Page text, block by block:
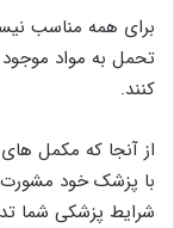
برای همه مناسب
تحمل به مواد موجود
کنند.
از آنجا که مکمل
با پزشک خود مشورت
شرایط پزشکی شما